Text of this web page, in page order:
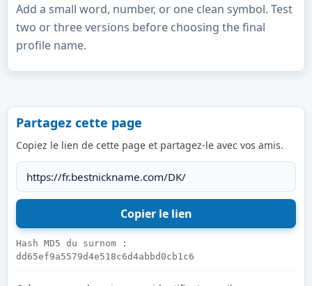
Add a small word, number, or one clean symbol. Test
two or three versions before choosing the final
profile name.
Partagez cette page
Copiez le lien de cette page et partagez-le avec vos amis.
Hash MD5 du surnom :
dd65ef9a5579d4e518c6d4abbd0cb1c6